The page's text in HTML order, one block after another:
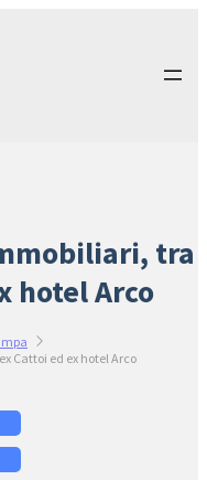
tra
hotel Arco
Cattoi ed ex hotel Arco